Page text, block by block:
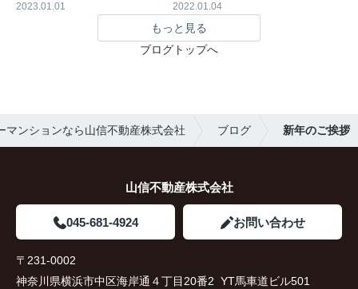
2023.01.01 2022.01.04
もっと見る
ブログトップへ
マンションなら山信不動産株式会社 ブログ 新年のご挨拶
山信不動産株式会社
045-681-4924 お問い合わせ
〒231-0002
神奈川県横浜市中区海岸通４丁目20番2 YT馬車道ビル501